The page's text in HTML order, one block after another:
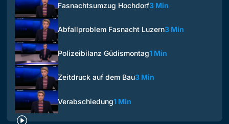
Fasnachtsumzug Hochdorf3 Min
Abfallproblem Fasnacht Luzern3 Min
Polizeibilanz Güdismontag1 Min
Zeitdruck auf dem Bau3 Min
Verabschiedung1 Min